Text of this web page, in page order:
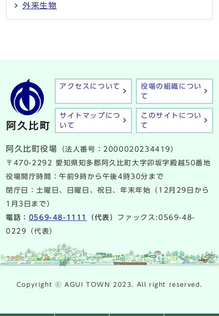
外来生物
アクセスについて
役場の組織につい
て
サイトマップにつ
いて
このサイトについ
て
阿久比町役場
（法人番号：2000020234419）
〒470-2292 愛知県知多郡阿久比町大字卯坂字殿越50番地
役場開庁時間：午前9時から午後4時30分まで
閉庁日：土曜日、日曜日、祝日、年末年始（12月29日から
1月3日まで）
電話： 0569-48-1111 （代表） ファックス:0569-48-
0229（代表）
Copyright ⓒ AGUI TOWN 2023. All right reserved.